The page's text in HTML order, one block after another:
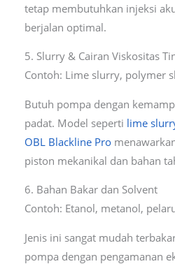
tetap membutuhkan injeksi
berjalan optimal.
5. Slurry & Cairan Viskositas
Contoh: Lime slurry, polymer
Butuh pompa dengan
padat. Model seperti lime
OBL Blackline Pro
piston mekanikal dan bahan
6. Bahan Bakar dan Solvent
Contoh: Etanol, metanol,
Jenis ini sangat mudah
pompa dengan pengamanan